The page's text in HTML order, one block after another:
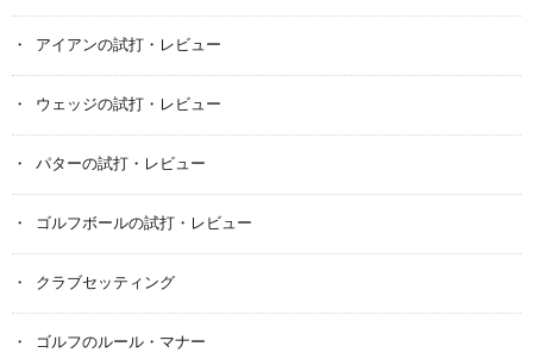
アイアンの試打・レビュー
ウェッジの試打・レビュー
パターの試打・レビュー
ゴルフボールの試打・レビュー
クラブセッティング
ゴルフのルール・マナー